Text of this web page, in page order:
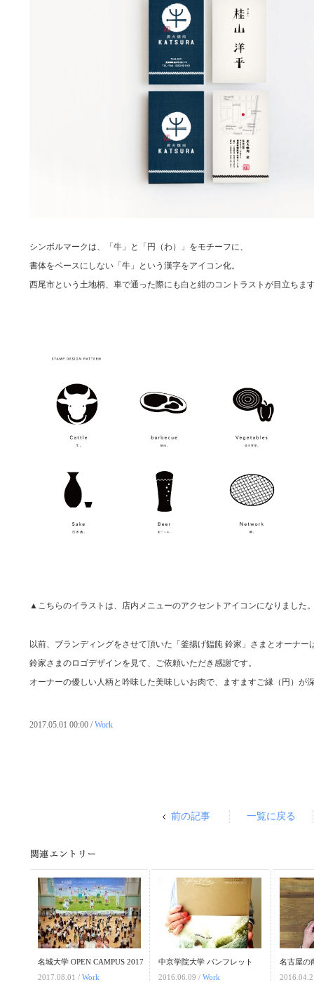
シンボルマークは、「牛」と「円（わ）」をモチーフに、
書体をベースにしない「牛」という漢字をアイコン化。
西尾市という土地柄、車で通った際にも白と紺のコントラストが目立ちま
▲こちらのイラストは、店内メニューのアクセントアイコンになりました
以前、ブランディングをさせて頂いた「釜揚げ饂飩 鈴家」さまとオーナー
鈴家さまのロゴデザインを見て、ご依頼いただき感謝です。
オーナーの優しい人柄と吟味した美味しいお肉で、ますますご縁（円）が
2017.05.01 00:00 /Work
前の記事 一覧に戻る
名城大学 OPEN CAMPUS 2017
2017.08.01 / Work
中京学院大学 パンフレット
2016.06.09 / Work
名古屋の